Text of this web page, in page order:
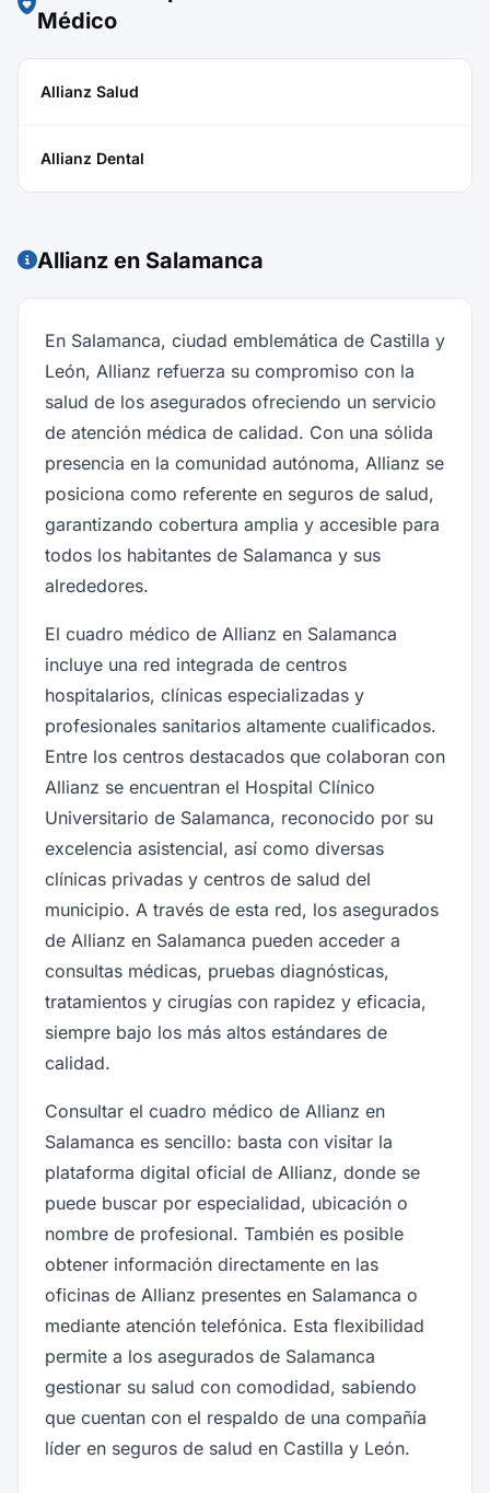
Médico
Allianz Salud
Allianz Dental
Allianz en Salamanca
En Salamanca, ciudad emblemática de Castilla y
León, Allianz refuerza su compromiso con la
salud de los asegurados ofreciendo un servicio
de atención médica de calidad. Con una sólida
presencia en la comunidad autónoma, Allianz se
posiciona como referente en seguros de salud,
garantizando cobertura amplia y accesible para
todos los habitantes de Salamanca y sus
alrededores.
El cuadro médico de Allianz en Salamanca
incluye una red integrada de centros
hospitalarios, clínicas especializadas y
profesionales sanitarios altamente cualificados.
Entre los centros destacados que colaboran con
Allianz se encuentran el Hospital Clínico
Universitario de Salamanca, reconocido por su
excelencia asistencial, así como diversas
clínicas privadas y centros de salud del
municipio. A través de esta red, los asegurados
de Allianz en Salamanca pueden acceder a
consultas médicas, pruebas diagnósticas,
tratamientos y cirugías con rapidez y eficacia,
siempre bajo los más altos estándares de
calidad.
Consultar el cuadro médico de Allianz en
Salamanca es sencillo: basta con visitar la
plataforma digital oficial de Allianz, donde se
puede buscar por especialidad, ubicación o
nombre de profesional. También es posible
obtener información directamente en las
oficinas de Allianz presentes en Salamanca o
mediante atención telefónica. Esta flexibilidad
permite a los asegurados de Salamanca
gestionar su salud con comodidad, sabiendo
que cuentan con el respaldo de una compañía
líder en seguros de salud en Castilla y León.